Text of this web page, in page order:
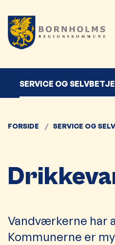
SERVICE OG
FORSIDE SERVICE OG
Vandværkerne har
Kommunerne er